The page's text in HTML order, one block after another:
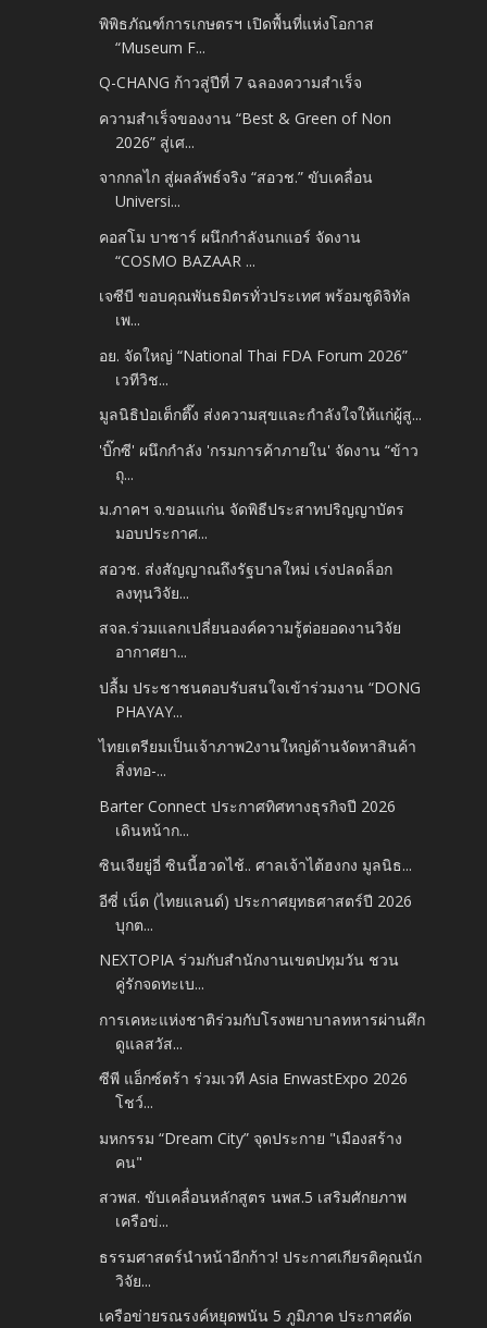
พิพิธภัณฑ์การเกษตรฯ เปิดพื้นที่แห่งโอกาส
“Museum F...
Q-CHANG ก้าวสู่ปีที่ 7 ฉลองความสำเร็จ
ความสำเร็จของงาน “Best & Green of Non
2026” สู่เศ...
จากกลไก สู่ผลลัพธ์จริง “สอวช.” ขับเคลื่อน
Universi...
คอสโม บาซาร์ ผนึกกำลังนกแอร์ จัดงาน
“COSMO BAZAAR ...
เจซีบี ขอบคุณพันธมิตรทั่วประเทศ พร้อมชูดิจิทัล
เพ...
อย. จัดใหญ่ “National Thai FDA Forum 2026”
เวทีวิช...
มูลนิธิป่อเต็กตึ๊ง ส่งความสุขและกำลังใจให้แก่ผู้สู...
'บิ๊กซี' ผนึกกำลัง 'กรมการค้าภายใน' จัดงาน “ข้าว
ถุ...
ม.ภาคฯ จ.ขอนแก่น จัดพิธีประสาทปริญญาบัตร
มอบประกาศ...
สอวช. ส่งสัญญาณถึงรัฐบาลใหม่ เร่งปลดล็อก
ลงทุนวิจัย...
สจล.ร่วมแลกเปลี่ยนองค์ความรู้ต่อยอดงานวิจัย
อากาศยา...
ปลื้ม​ ประชาชนตอบรับสนใจเข้าร่วมงาน​ “DONG
PHAYAY...
ไทยเตรียมเป็นเจ้าภาพ2งานใหญ่ด้านจัดหาสินค้า
สิ่งทอ-...
Barter Connect ประกาศทิศทางธุรกิจปี 2026
เดินหน้าก...
ซินเจียยู่อี่ ซินนี้ฮวดไช้.. ศาลเจ้าไต้ฮงกง มูลนิธ...
อีซี่ เน็ต (ไทยแลนด์) ประกาศยุทธศาสตร์ปี 2026
บุกต...
NEXTOPIA ร่วมกับสำนักงานเขตปทุมวัน ชวน
คู่รักจดทะเบ...
การเคหะแห่งชาติร่วมกับโรงพยาบาลทหารผ่านศึก
ดูแลสวัส...
ซีพี แอ็กซ์ตร้า ร่วมเวที Asia EnwastExpo 2026
โชว์...
มหกรรม “Dream City” จุดประกาย "เมืองสร้าง
คน"
สวพส. ขับเคลื่อนหลักสูตร นพส.5 เสริมศักยภาพ
เครือข่...
ธรรมศาสตร์นำหน้าอีกก้าว! ประกาศเกียรติคุณนัก
วิจัย...
เครือข่ายรณรงค์หยุดพนัน 5 ภูมิภาค ประกาศคัด